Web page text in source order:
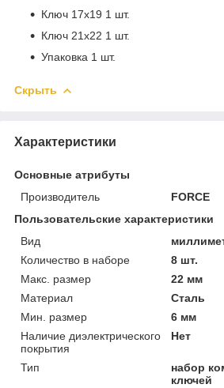
Ключ 17x19 1 шт.
Ключ 21x22 1 шт.
Упаковка 1 шт.
Скрыть
Характеристики
Основные атрибуты
Производитель
FORCE
Пользовательские характеристики
Вид
Количество в наборе
8 шт.
Макс. размер
22 мм
Материал
Сталь
Мин. размер
6 мм
Наличие диэлектрического
покрытия
Нет
Тип
набор
ключей